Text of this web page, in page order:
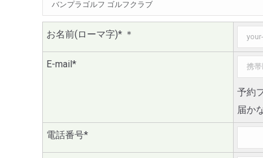
お名前(ローマ字)* ＊
E-mail*
予約
届か
電話番号*